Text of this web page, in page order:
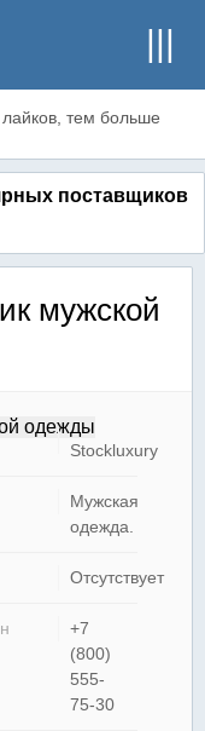
тем больше
поставщиков
мужской
Stockluxury
Мужская
одежда.
Отсутствует
+7
(800)
555-
75-30